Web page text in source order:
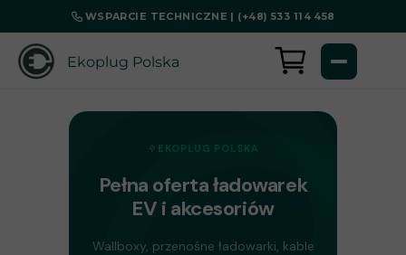
WSPARCIE TECHNICZNE | (+48) 533 114 458
Ekoplug Polska
EKOPLUG POLSKA
Pełna oferta ładowarek
EV i akcesoriów
Wallboxy, przenośne ładowarki, kable